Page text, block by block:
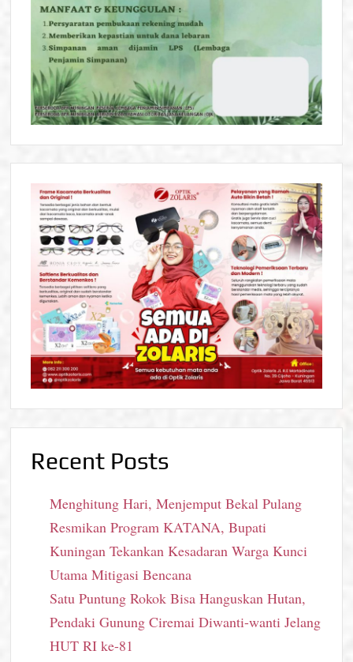
Recent Posts
Menghitung Hari, Menjemput Bekal Pulang
Resmikan Program KATANA, Bupati
Kuningan Tekankan Kesadaran Warga Kunci
Utama Mitigasi Bencana
Satu Puntung Rokok Bisa Hanguskan Hutan,
Pendaki Gunung Ciremai Diwanti-wanti Jelang
HUT RI ke-81